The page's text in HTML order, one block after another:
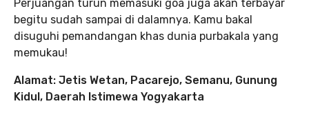
Perjuangan turun memasuki goa juga akan terbayar
begitu sudah sampai di dalamnya. Kamu bakal
disuguhi pemandangan khas dunia purbakala yang
memukau!
Alamat: Jetis Wetan, Pacarejo, Semanu, Gunung
Kidul, Daerah Istimewa Yogyakarta